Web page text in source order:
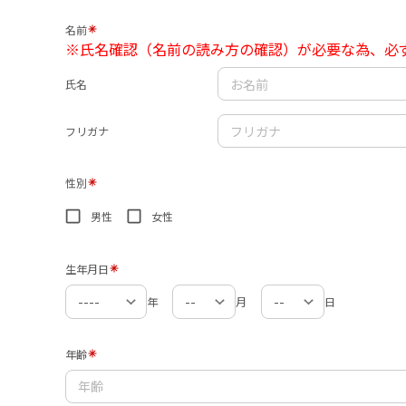
名前
※氏名確認（名前の読み方の確認）が必要な為、必
氏名
フリガナ
性別
男性 女性
生年月日
年 月 日
年齢